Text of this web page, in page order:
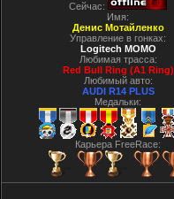
Сейчас:
Имя:
Денис Мотайленко
Управление в гонках:
Logitech MOMO
Любимая трасса:
Red Bull Ring (A1 Ring)
Любимый авто:
AUDI R14 PLUS
Медальки:
Карьера FreeRace: